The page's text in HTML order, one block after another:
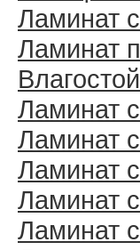
Ламинат
Ламинат
Ламинат
Ламинат
Ламинат
Ламинат
Ламинат